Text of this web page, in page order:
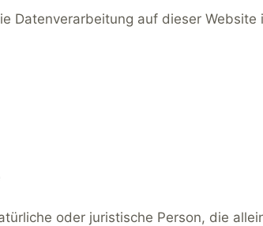
Datenverarbeitung auf dieser Website
oder juristische Person, die